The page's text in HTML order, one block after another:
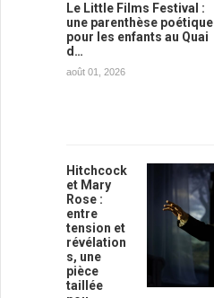
Le Little Films Festival :
une parenthèse poétique
pour les enfants au Quai
d…
août 01, 2026
Hitchcock
et Mary
Rose :
entre
tension et
révélation
s, une
pièce
taillée